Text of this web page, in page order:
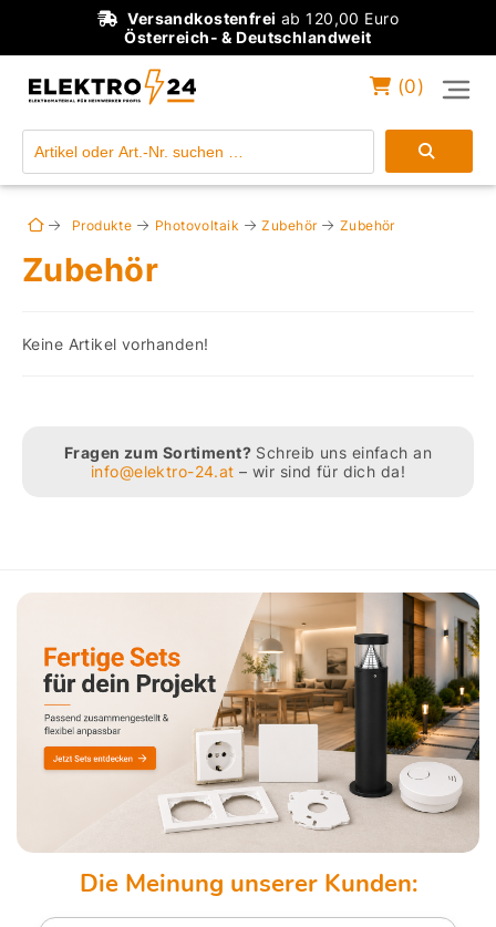
Versandkostenfrei ab 120,00 Euro
Österreich- & Deutschlandweit
Einloggen
(0)
Produkte Photovoltaik Zubehör Zubehör
Zubehör
Keine Artikel vorhanden!
Fragen zum Sortiment? Schreib uns einfach an
info@elektro-24.at – wir sind für dich da!